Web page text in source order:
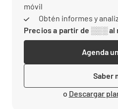
móvil
Obtén informes y
Precios a partir de ░░░ al
Agenda
Saber
o Descargar